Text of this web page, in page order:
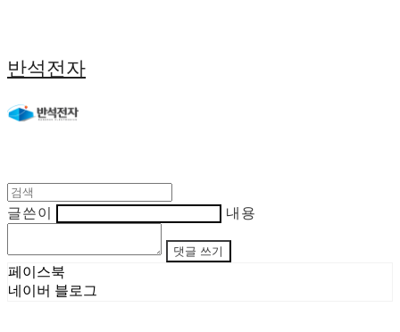
반석전자
글쓴이 내용
댓글 쓰기
페이스북
네이버 블로그